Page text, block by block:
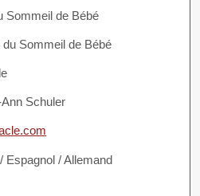
du Sommeil de Bébé
Schuler
Espagnol / Allemand